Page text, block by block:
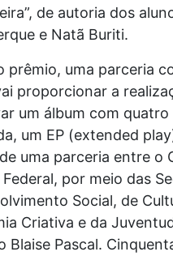
de autoria dos
e Natã Buriti.
prêmio, uma parceria
proporcionar a
um álbum com
um EP (extended
uma parceria entre o
por meio das
Social, de
Criativa e da
Blaise Pascal.